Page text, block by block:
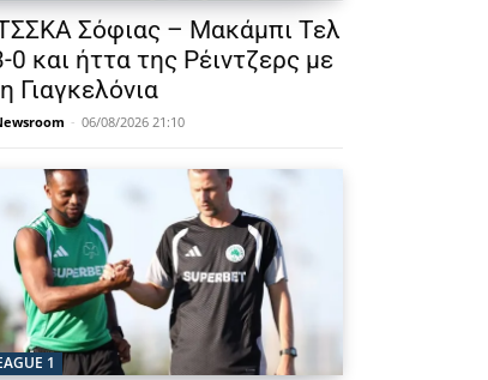
Σόφιας – Μακάμπι Τελ
0 και ήττα της Ρέιντζερς με
Γιαγκελόνια
- 06/08/2026 21:10
1